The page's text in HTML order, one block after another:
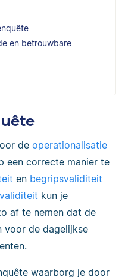
en betrouwbare
de operationalisatie
een correcte manier te
en begripsvaliditeit
kun je
af te nemen dat de
voor de dagelijkse
waarborg je door